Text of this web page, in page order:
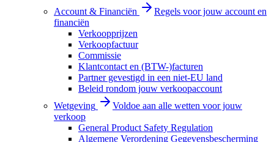
Account & Financiën
Regels voor jouw account en
financiën
Verkoopprijzen
Verkoopfactuur
Commissie
Klantcontact en (BTW-)facturen
Partner gevestigd in een niet-EU land
Beleid rondom jouw verkoopaccount
Wetgeving
Voldoe aan alle wetten voor jouw
verkoop
General Product Safety Regulation
Algemene Verordening Gegevensbescherming